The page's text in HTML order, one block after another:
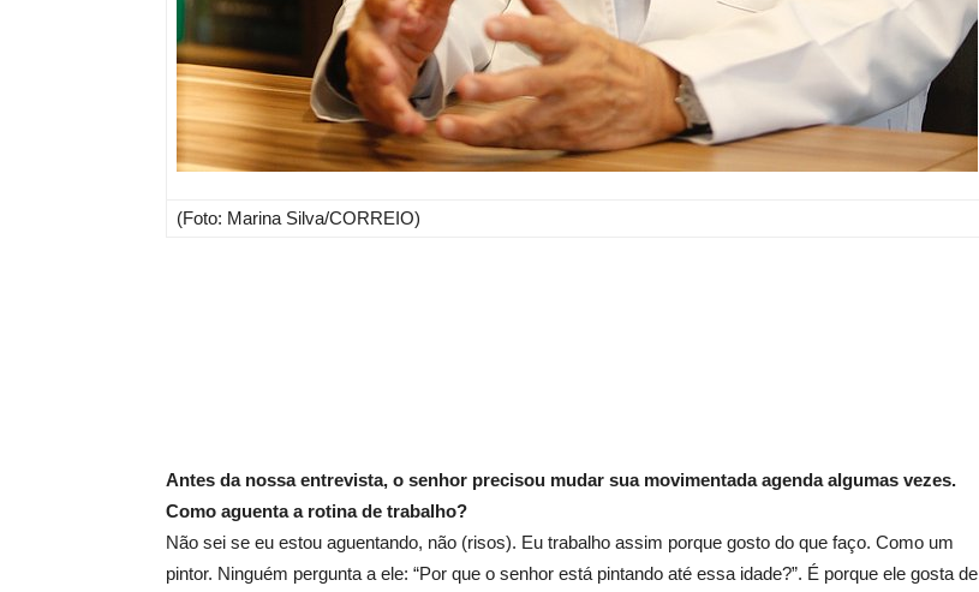
(Foto: Marina Silva/CORREIO)
Antes da nossa entrevista, o senhor precisou mudar sua movimentada agenda algumas vezes.
Como aguenta a rotina de trabalho?
Não sei se eu estou aguentando, não (risos). Eu trabalho assim porque gosto do que faço. Como um
pintor. Ninguém pergunta a ele: “Por que o senhor está pintando até essa idade?”. É porque ele gosta de